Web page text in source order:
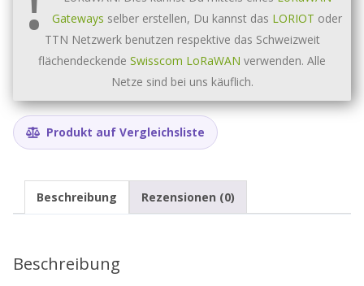
Gateways selber erstellen, Du kannst das LORIOT oder
TTN Netzwerk benutzen respektive das Schweizweit
flächendeckende Swisscom LoRaWAN verwenden. Alle
Netze sind bei uns käuflich.
Produkt auf Vergleichsliste
Beschreibung Rezensionen (0)
Beschreibung